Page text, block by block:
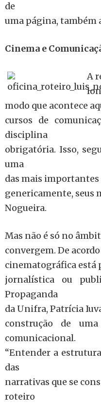
de
uma página, também
Cinema e
A
modo que acontece
cursos de
disciplina
obrigatória. Isso,
uma
das mais importantes
genericamente, seus
Nogueira.
Mas não é só no
convergem. De
cinematográfica está
jornalística ou
Propaganda
da Unifra, Patrícia
construção de
comunicacional.
“Entender a
das
narrativas que se
roteiro